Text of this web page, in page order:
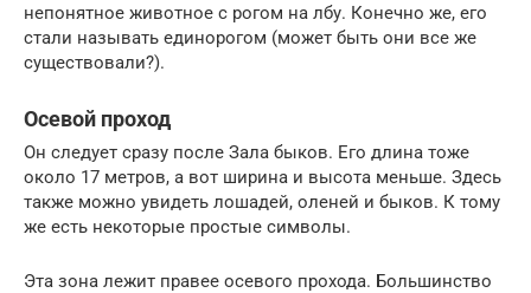
непонятное животное с рогом на лбу. Конечно же, его
стали называть единорогом (может быть они все же
существовали?).
Осевой проход
Он следует сразу после Зала быков. Его длина тоже
около 17 метров, а вот ширина и высота меньше. Здесь
также можно увидеть лошадей, оленей и быков. К тому
же есть некоторые простые символы.
Эта зона лежит правее осевого прохода. Большинство